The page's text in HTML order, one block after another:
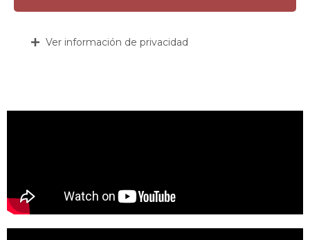
Ver información de privacidad